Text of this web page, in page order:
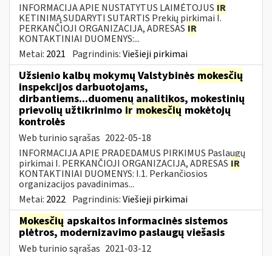
INFORMACIJA APIE NUSTATYTUS LAIMĖTOJUS IR
KETINIMĄ SUDARYTI SUTARTIS Prekių pirkimai I.
PERKANČIOJI ORGANIZACIJA, ADRESAS IR
KONTAKTINIAI DUOMENYS:...
Metai: 2021 Pagrindinis:Viešieji pirkimai
Užsienio kalbų mokymų Valstybinės mokesčių
inspekcijos darbuotojams,
dirbantiems...duomenų analitikos, mokestinių
prievolių užtikrinimo ir mokesčių mokėtojų
kontrolės
Web turinio sąrašas 2022-05-18
INFORMACIJA APIE PRADEDAMUS PIRKIMUS Paslaugų
pirkimai I. PERKANČIOJI ORGANIZACIJA, ADRESAS IR
KONTAKTINIAI DUOMENYS: I.1. Perkančiosios
organizacijos pavadinimas...
Metai: 2022 Pagrindinis:Viešieji pirkimai
Mokesčių apskaitos informacinės sistemos
plėtros, modernizavimo paslaugų viešasis
Web turinio sąrašas 2021-03-12